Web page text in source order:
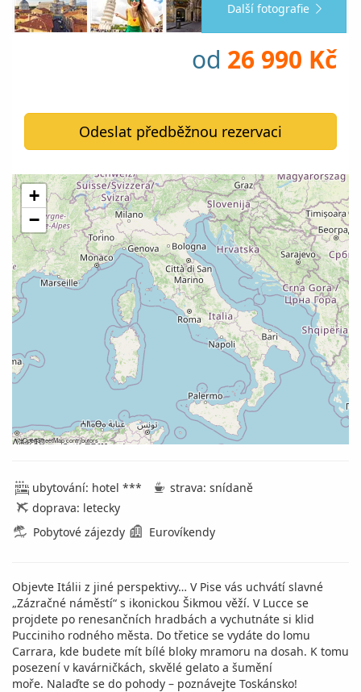
Další fotografie
od 26 990 Kč
Odeslat předběžnou rezervaci
+
−
©OpenStreetMapcontributors
ubytování: hotel ***
strava: snídaně
doprava: letecky
Pobytové zájezdy
Eurovíkendy
Objevte Itálii z jiné perspektivy… V Pise vás uchvátí slavné
„Zázračné náměstí“ s ikonickou Šikmou věží. V Lucce se
projdete po renesančních hradbách a vychutnáte si klid
Pucciniho rodného města. Do třetice se vydáte do lomu
Carrara, kde budete mít bílé bloky mramoru na dosah. K tomu
posezení v kavárničkách, skvělé gelato a šumění
moře. Nalaďte se do pohody – poznávejte Toskánsko!